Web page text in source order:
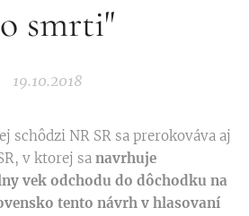
smrti"
19.10.2018
schôdzi NR SR sa prerokováva aj
v ktorej sa navrhuje
vek odchodu do dôchodku na
tento návrh v hlasovaní